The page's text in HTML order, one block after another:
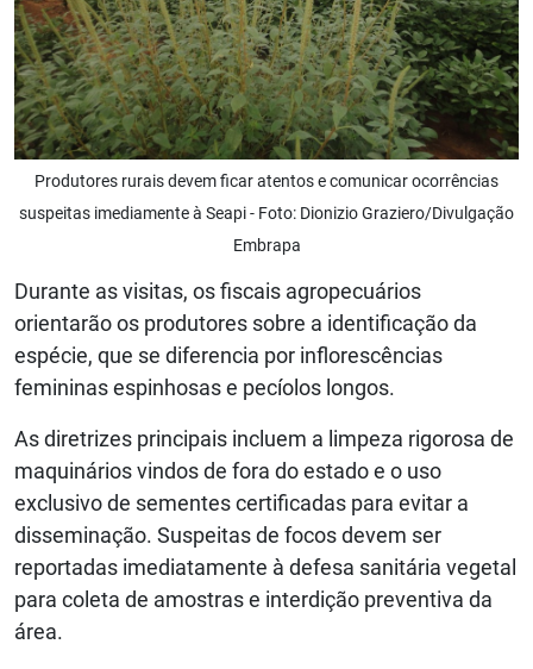
Produtores rurais devem ficar atentos e comunicar ocorrências
suspeitas imediamente à Seapi - Foto: Dionizio Graziero/Divulgação
Embrapa
Durante as visitas, os fiscais agropecuários
orientarão os produtores sobre a identificação da
espécie, que se diferencia por inflorescências
femininas espinhosas e pecíolos longos.
As diretrizes principais incluem a limpeza rigorosa de
maquinários vindos de fora do estado e o uso
exclusivo de sementes certificadas para evitar a
disseminação. Suspeitas de focos devem ser
reportadas imediatamente à defesa sanitária vegetal
para coleta de amostras e interdição preventiva da
área.